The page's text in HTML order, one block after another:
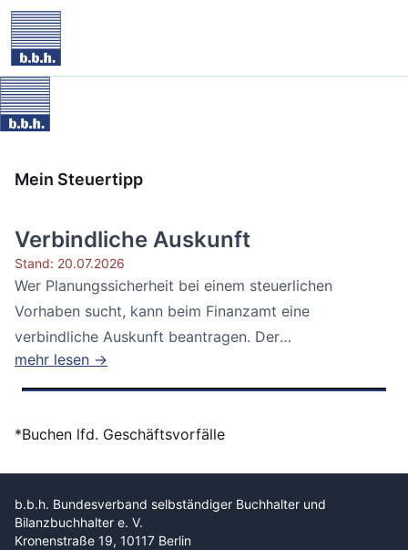
Mein Steuertipp
Verbindliche Auskunft
Stand: 20.07.2026
Wer Planungssicherheit bei einem steuerlichen
Vorhaben sucht, kann beim Finanzamt eine
verbindliche Auskunft beantragen. Der
Bundesfinanzhof...
mehr lesen →
*Buchen lfd. Geschäftsvorfälle
b.b.h. Bundesverband selbständiger Buchhalter und
Bilanzbuchhalter e. V.
Kronenstraße 19, 10117 Berlin